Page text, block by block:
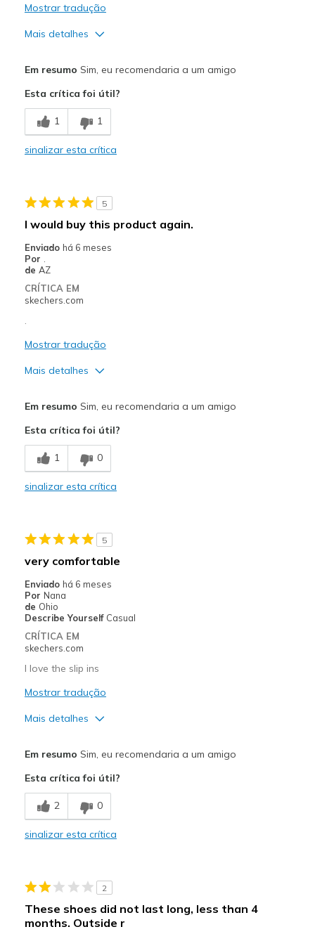
Mostrar tradução
Mais detalhes
Comfortable
Durable
Feels true to size
View On Shoes
Em resumo Sim, eu recomendaria a um amigo
Esta crítica foi útil?
1 1
sinalizar esta crítica
5
I would buy this product again.
Enviado há 6 meses
Por
de AZ
CRÍTICA EM
skechers.com
Mostrar tradução
Mais detalhes
Comfortable
Melhores utilizações
Casual Wear
Sizing
View On Shoes
Shoes are for Wearing
Em resumo Sim, eu recomendaria a um amigo
Esta crítica foi útil?
1 0
sinalizar esta crítica
5
very comfortable
Enviado há 6 meses
Por Nana
de Ohio
Describe Yourself Casual
CRÍTICA EM
skechers.com
I love the slip ins
Mostrar tradução
Mais detalhes
Comfortable
Stylish
Travel
Width
Feels true to width
Em resumo Sim, eu recomendaria a um amigo
Esta crítica foi útil?
2 0
sinalizar esta crítica
2
These shoes did not last long, less than 4
months. Outside r